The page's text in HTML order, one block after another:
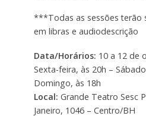
***Todas as sessões terão
em libras e audiodescrição
Data/Horários: 10 a 12 de
Sexta-feira, às 20h –
Domingo, às 18h
Local: Grande Teatro Sesc
Janeiro, 1046 – Centro/BH